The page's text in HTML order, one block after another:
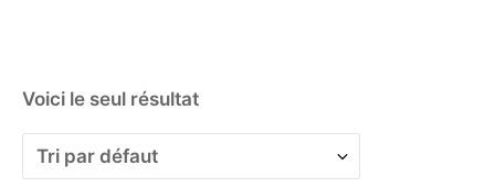
Voici le seul résultat